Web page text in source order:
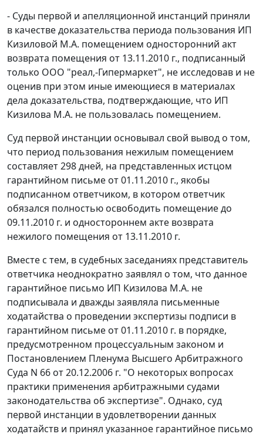
- Суды первой и апелляционной инстанций приняли
в качестве доказательства периода пользования ИП
Кизиловой М.А. помещением односторонний акт
возврата помещения от 13.11.2010 г., подписанный
только ООО "реал,-Гипермаркет", не исследовав и не
оценив при этом иные имеющиеся в материалах
дела доказательства, подтверждающие, что ИП
Кизилова М.А. не пользовалась помещением.
Суд первой инстанции основывал свой вывод о том,
что период пользования нежилым помещением
составляет 298 дней, на представленных истцом
гарантийном письме от 01.11.2010 г., якобы
подписанном ответчиком, в котором ответчик
обязался полностью освободить помещение до
09.11.2010 г. и одностороннем акте возврата
нежилого помещения от 13.11.2010 г.
Вместе с тем, в судебных заседаниях представитель
ответчика неоднократно заявлял о том, что данное
гарантийное письмо ИП Кизилова М.А. не
подписывала и дважды заявляла письменные
ходатайства о проведении экспертизы подписи в
гарантийном письме от 01.11.2010 г. в порядке,
предусмотренном процессуальным законом и
Постановлением Пленума Высшего Арбитражного
Суда N 66 от 20.12.2006 г. "О некоторых вопросах
практики применения арбитражными судами
законодательства об экспертизе". Однако, суд
первой инстанции в удовлетворении данных
ходатайств и принял указанное гарантийное письмо